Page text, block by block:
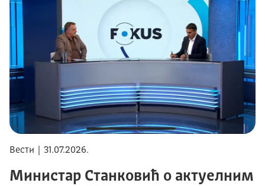
Вести | 31.07.2026.
Министар Станковић о актуелним